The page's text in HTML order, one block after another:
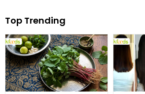
Top Trending